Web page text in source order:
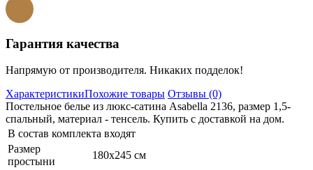
Гарантия качества
Напрямую от производителя. Никаких подделок!
ХарактеристикиПохожие товары Отзывы (0)
Постельное белье из люкс-сатина Asabella 2136, размер 1,5-
спальный, материал - тенсель. Купить с доставкой на дом.
В состав комплекта входят
Размер
простыни
180х245 см